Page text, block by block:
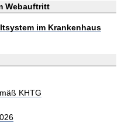
Webauftritt
im Krankenhaus
KHTG